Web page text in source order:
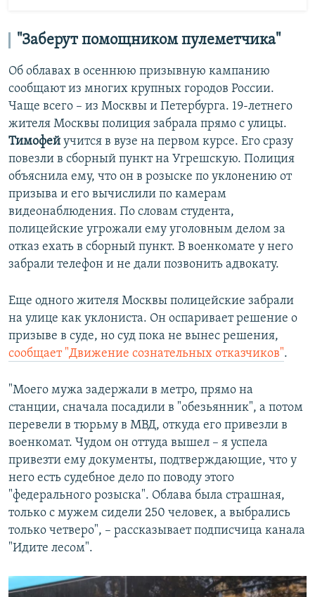
"Заберут помощником пулеметчика"
Об облавах в осеннюю призывную кампанию
сообщают из многих крупных городов России.
Чаще всего – из Москвы и Петербурга. 19-летнего
жителя Москвы полиция забрала прямо с улицы.
Тимофей учится в вузе на первом курсе. Его сразу
повезли в сборный пункт на Угрешскую. Полиция
объяснила ему, что он в розыске по уклонению от
призыва и его вычислили по камерам
видеонаблюдения. По словам студента,
полицейские угрожали ему уголовным делом за
отказ ехать в сборный пункт. В военкомате у него
забрали телефон и не дали позвонить адвокату.
Еще одного жителя Москвы полицейские забрали
на улице как уклониста. Он оспаривает решение о
призыве в суде, но суд пока не вынес решения,
сообщает "Движение сознательных отказчиков".
"Моего мужа задержали в метро, прямо на
станции, сначала посадили в "обезьянник", а потом
перевели в тюрьму в МВД, откуда его привезли в
военкомат. Чудом он оттуда вышел – я успела
привезти ему документы, подтверждающие, что у
него есть судебное дело по поводу этого
"федерального розыска". Облава была страшная,
только с мужем сидели 250 человек, а выбрались
только четверо", – рассказывает подписчица канала
"Идите лесом".